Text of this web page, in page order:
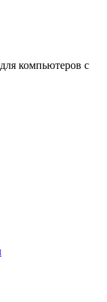
компьютеров с